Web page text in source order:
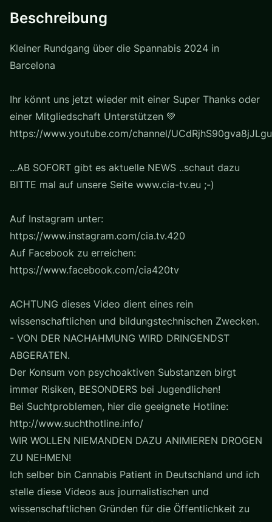
Beschreibung
Kleiner Rundgang über die Spannabis 2024 in
Barcelona
Ihr könnt uns jetzt wieder mit einer Super Thanks oder
einer Mitgliedschaft Unterstützen 💚
https://www.youtube.com/channel/
...AB SOFORT gibt es aktuelle NEWS ..schaut dazu
BITTE mal auf unsere Seite www.cia-tv.eu ;-)
Auf Instagram unter:
https://www.instagram.com/cia.tv.420
Auf Facebook zu erreichen:
https://www.facebook.com/cia420tv
ACHTUNG dieses Video dient eines rein
wissenschaftlichen und bildungstechnischen Zwecken.
- VON DER NACHAHMUNG WIRD DRINGENDST
ABGERATEN.
Der Konsum von psychoaktiven Substanzen birgt
immer Risiken, BESONDERS bei Jugendlichen!
Bei Suchtproblemen, hier die geeignete Hotline:
http://www.suchthotline.info/
WIR WOLLEN NIEMANDEN DAZU ANIMIEREN DROGEN
ZU NEHMEN!
Ich selber bin Cannabis Patient in Deutschland und ich
stelle diese Videos aus journalistischen und
wissenschaftlichen Gründen für die Öffentlichkeit zu